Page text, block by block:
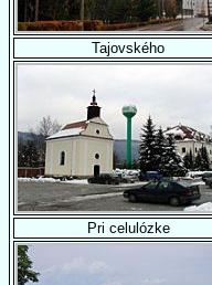
Tajovského
Pri celulózke